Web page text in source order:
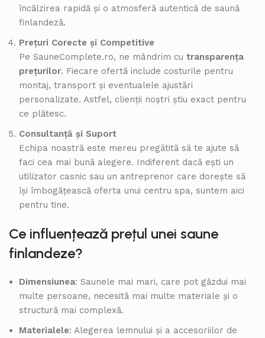
încălzirea rapidă și o atmosferă autentică de saună
finlandeză.
Prețuri Corecte și Competitive
Pe SauneComplete.ro, ne mândrim cu transparența
prețurilor. Fiecare ofertă include costurile pentru
montaj, transport și eventualele ajustări
personalizate. Astfel, clienții noștri știu exact pentru
ce plătesc.
Consultanță și Suport
Echipa noastră este mereu pregătită să te ajute să
faci cea mai bună alegere. Indiferent dacă ești un
utilizator casnic sau un antreprenor care dorește să
își îmbogățească oferta unui centru spa, suntem aici
pentru tine.
Ce influențează prețul unei saune
finlandeze?
Dimensiunea: Saunele mai mari, care pot găzdui mai
multe persoane, necesită mai multe materiale și o
structură mai complexă.
Materialele: Alegerea lemnului și a accesoriilor de